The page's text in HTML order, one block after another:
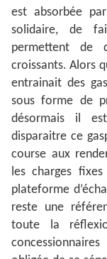
est absorbée
solidaire, de
permettent de
croissants. Alors
entrainait des
sous forme de
désormais il
disparaitre ce
course aux
les charges
plateforme
reste une
toute la